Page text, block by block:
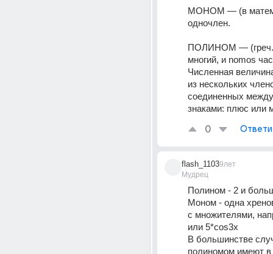
МОНОМ — (в
одночлен.
ПОЛИНОМ —
многий, и nomos
Численная
из нескольких
соединенных
знаками: плюс или
0
flash_1103
Мудрец
9лет
Полином - 2 и
Моном - одна
с множителями,
или 5*cos3x
В большинстве
полиномом имеют в